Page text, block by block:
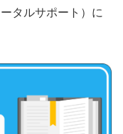
タルサポート）に